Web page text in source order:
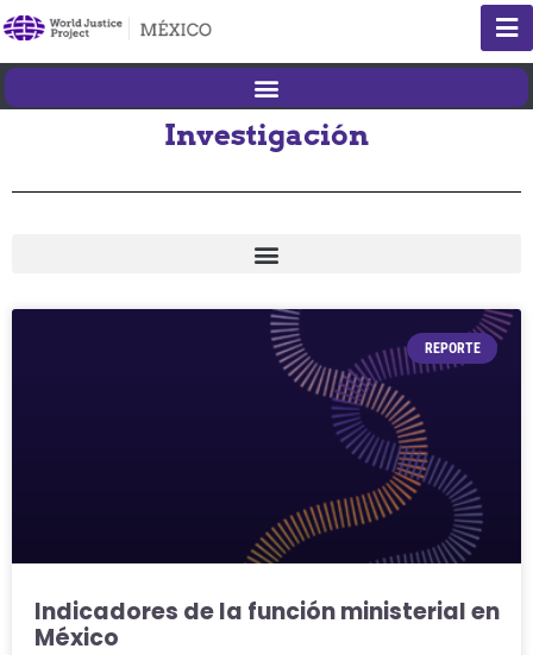
Investigación
REPORTE
Indicadores de la función ministerial en
México